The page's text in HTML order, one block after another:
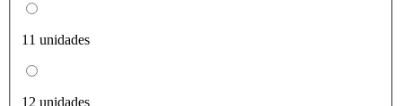
11 unidades
12 unidades